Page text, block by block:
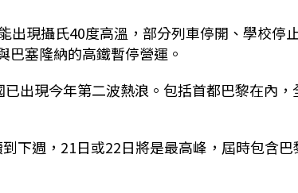
出現攝氏40度高溫，部分列車停開、學校停
塞隆納的高鐵暫停營運。
出現今年第二波熱浪。包括首都巴黎在內，
下週，21日或22日將是最高峰，屆時包含巴